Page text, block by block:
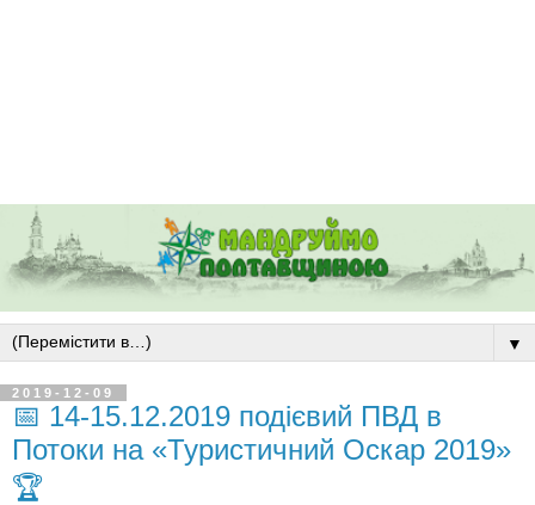
▼
2019-12-09
📅 14-15.12.2019 подієвий ПВД в
Потоки на «Туристичний Оскар 2019»
🏆